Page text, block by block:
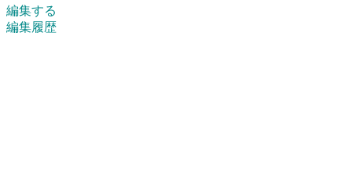
編集する
編集履歴